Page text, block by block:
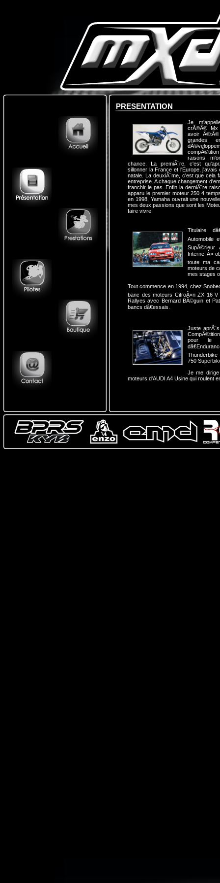
PRESENTATION
Je
crÃ©Ã© Mx
avoir
grandes
raisons
chance. La premiÃ¨re, c'est
sillonner la France et l'Europe,
natale. La deuxiÃ¨me, c'est que
entreprise. A chaque changement
franchir le pas. Enfin la derniÃ¨re
apparu le premier moteur 250 4
en 1998, Yamaha ouvrait une
mes deux passions que sont les
faire vivre!
Titulaire
Automobile
Interne Â»
toute ma
moteurs de
mes stages
Tout commence en 1994, chez
banc des moteurs CitroÃ«n ZX 16
Rallyes avec Bernard BÃ©guin et
bancs dâ€essais.
Juste
pour le
750
Je me
moteurs d'AUDI A4 Usine qui roulent